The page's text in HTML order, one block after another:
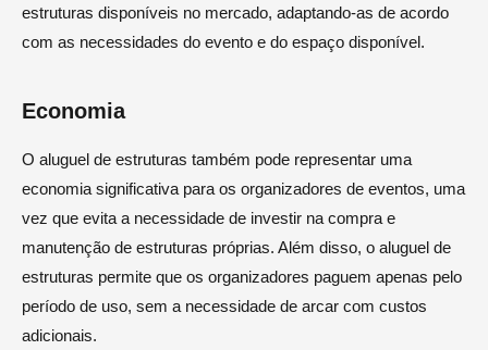
estruturas disponíveis no mercado, adaptando-as de acordo
com as necessidades do evento e do espaço disponível.
Economia
O aluguel de estruturas também pode representar uma
economia significativa para os organizadores de eventos, uma
vez que evita a necessidade de investir na compra e
manutenção de estruturas próprias. Além disso, o aluguel de
estruturas permite que os organizadores paguem apenas pelo
período de uso, sem a necessidade de arcar com custos
adicionais.